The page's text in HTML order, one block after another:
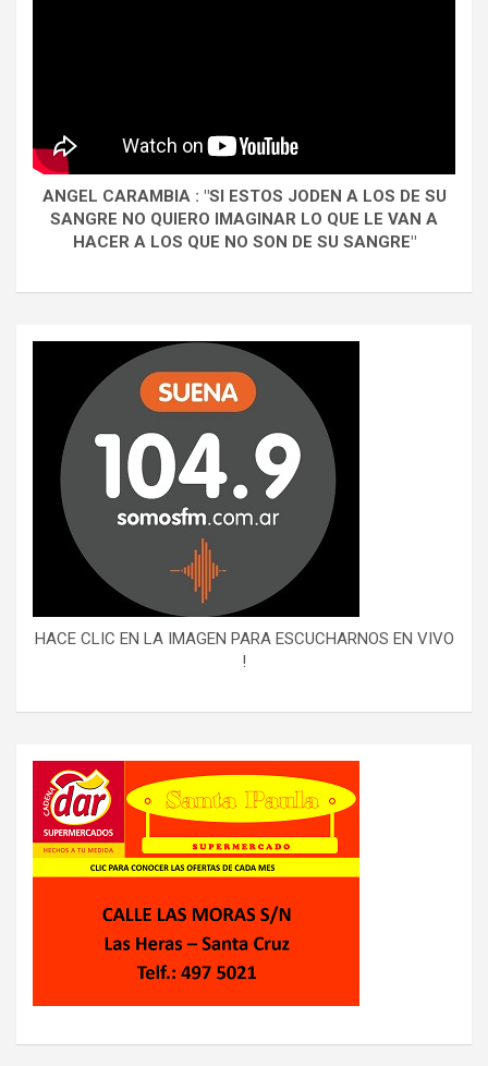
ANGEL CARAMBIA : "SI ESTOS JODEN A LOS DE SU
SANGRE NO QUIERO IMAGINAR LO QUE LE VAN A
HACER A LOS QUE NO SON DE SU SANGRE"
HACE CLIC EN LA IMAGEN PARA ESCUCHARNOS EN VIVO
!